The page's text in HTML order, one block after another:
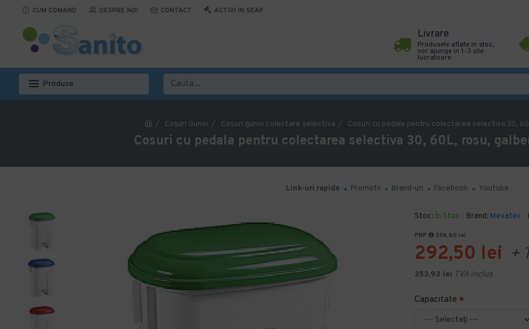
CUM COMAND DESPRE NOI CONTACT ACTIVI IN SEAP
Livrare
Produsele aflate in stoc,
vor ajunge in 1-3 zile
lucratoare
Produse
Coşuri Gunoi Cosuri gunoi colectare selectiva Cosuri cu pedala pentru colectarea selectiva 30,
Cosuri cu pedala pentru colectarea selectiva 30, 60L, rosu,
Link-uri rapide Promotii Brand-uri Facebook Youtube
Stoc: În Stoc Brand: Mevatec
PRP 358,80 lei
292,50 lei +
353,93 lei TVA inclus
Capacitate